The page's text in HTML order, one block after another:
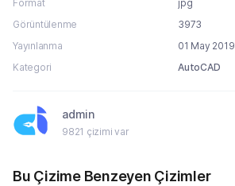
Format
jpg
Görüntülenme
3973
Yayınlanma
01 May 2019
Kategori
AutoCAD
admin
9821 çizimi var
Bu Çizime Benzeyen Çizimler